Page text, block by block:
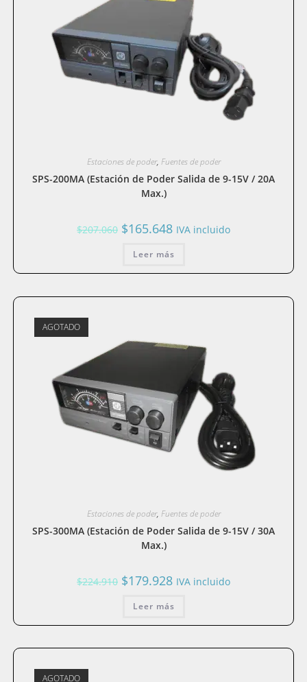
Estaciones de poder, Fuentes de poder
SPS-200MA (Estación de Poder Salida de 9-15V / 20A
Max.)
$207.060 El
precio
era:
$165.648 El
precio
es:
IVA incluido
Leer más
AGOTADO
Estaciones de poder, Fuentes de poder
SPS-300MA (Estación de Poder Salida de 9-15V / 30A
Max.)
$224.910 El
precio
era:
$179.928 El
precio
es:
IVA incluido
Leer más
AGOTADO